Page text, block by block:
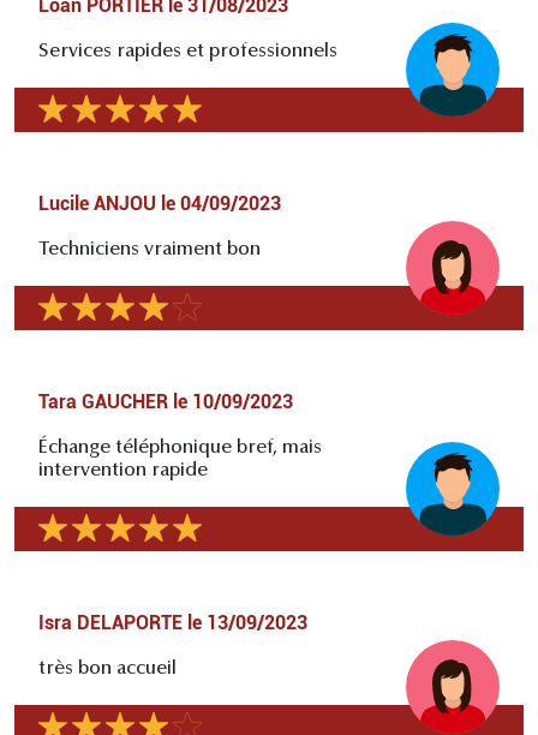
Loan PORTIER le 31/08/2023
Services rapides et professionnels
Lucile ANJOU le 04/09/2023
Techniciens vraiment bon
Tara GAUCHER le 10/09/2023
Échange téléphonique bref, mais
intervention rapide
Isra DELAPORTE le 13/09/2023
très bon accueil